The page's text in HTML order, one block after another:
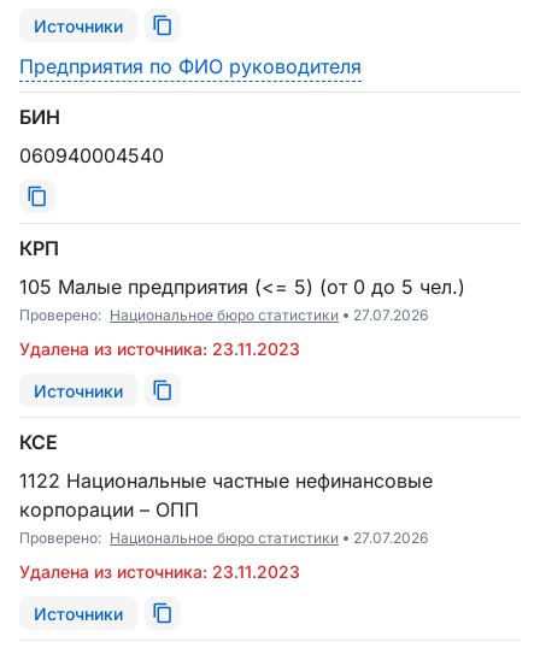
Источники
Предприятия по ФИО руководителя
БИН
060940004540
КРП
105 Малые предприятия (<= 5) (от 0 до 5 чел.)
Проверено: Национальное бюро статистики 27.07.2026
Удалена из источника: 23.11.2023
Источники
КСЕ
1122 Национальные частные нефинансовые
корпорации – ОПП
Проверено: Национальное бюро статистики 27.07.2026
Удалена из источника: 23.11.2023
Источники